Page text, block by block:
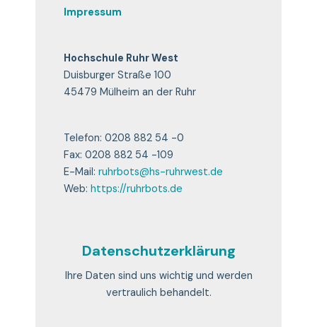
Impressum
Hochschule Ruhr West
Duisburger Straße 100
45479 Mülheim an der Ruhr
Telefon: 0208 882 54 -0
Fax: 0208 882 54 -109
E-Mail: ruhrbots@hs-ruhrwest.de
Web: https://ruhrbots.de
Datenschutzerklärung
Ihre Daten sind uns wichtig und werden
vertraulich behandelt.